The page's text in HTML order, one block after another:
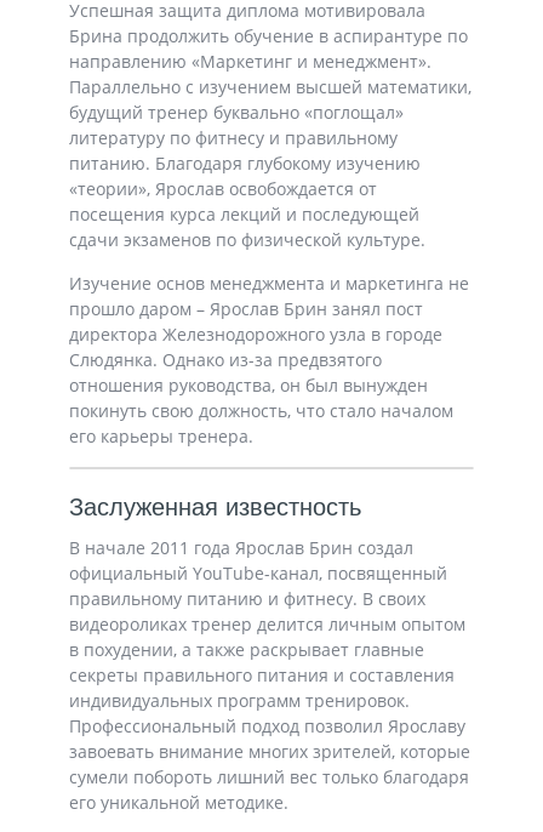
Успешная защита диплома мотивировала
Брина продолжить обучение в аспирантуре по
направлению «Маркетинг и менеджмент».
Параллельно с изучением высшей математики,
будущий тренер буквально «поглощал»
литературу по фитнесу и правильному
питанию. Благодаря глубокому изучению
«теории», Ярослав освобождается от
посещения курса лекций и последующей
сдачи экзаменов по физической культуре.
Изучение основ менеджмента и маркетинга не
прошло даром – Ярослав Брин занял пост
директора Железнодорожного узла в городе
Слюдянка. Однако из-за предвзятого
отношения руководства, он был вынужден
покинуть свою должность, что стало началом
его карьеры тренера.
Заслуженная известность
В начале 2011 года Ярослав Брин создал
официальный YouTube-канал, посвященный
правильному питанию и фитнесу. В своих
видеороликах тренер делится личным опытом
в похудении, а также раскрывает главные
секреты правильного питания и составления
индивидуальных программ тренировок.
Профессиональный подход позволил Ярославу
завоевать внимание многих зрителей, которые
сумели побороть лишний вес только благодаря
его уникальной методике.